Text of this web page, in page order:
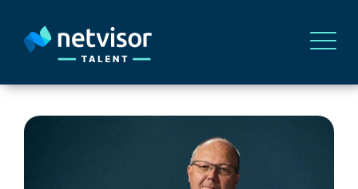
Takaisin Sarasen sivulle